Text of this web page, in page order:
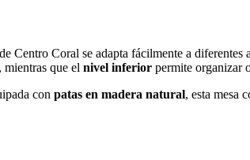
Centro Coral se adapta fácilmente a diferentes
que el nivel inferior permite organizar
con patas en madera natural, esta mesa